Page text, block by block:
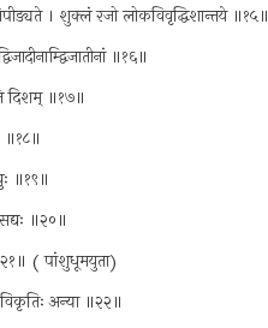
। शुक्लं रजो लोकविवृद्धिशान्तये ॥१५॥
॥१६॥
दिशम् ॥१७॥
॥१८॥
॥१९॥
॥२०॥
( पांशुधूमयुता)
विकृतिः अन्या ॥२२॥